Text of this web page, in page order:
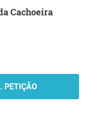
Cachoeira
PETIÇÃO